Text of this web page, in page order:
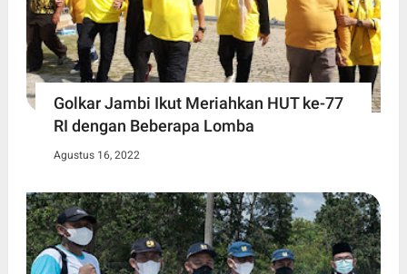
Golkar Jambi Ikut Meriahkan HUT ke-77
RI dengan Beberapa Lomba
Agustus 16, 2022